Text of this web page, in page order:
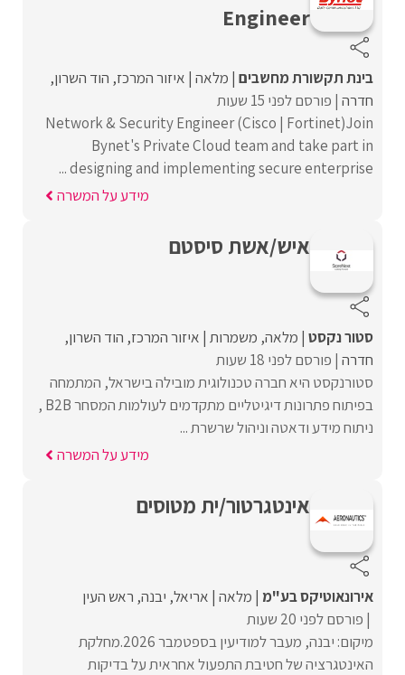
Engineer
בינת תקשורת מחשבים מלאה איזור המרכז הוד השרון
חדרה פורסם לפני 15 שעות
Network & Security Engineer (Cisco | Fortinet)Join
Bynet's Private Cloud team and take part in
designing and implementing secure enterprise ...
מידע על המשרה
איש/אשת סיסטם
סטור נקסט מלאה משמרות איזור המרכז הוד השרון
חדרה פורסם לפני 18 שעות
סטורנקסט היא חברה טכנולוגית מובילה בישראל, המתמחה
בפיתוח פתרונות דיגיטליים מתקדמים לעולמות המסחר B2B ,
ניתוח מידע ודאטה וניהול שרשרת ...
מידע על המשרה
אינטגרטור/ית מטוסים
אירונאוטיקס בע"מ מלאה אריאל יבנה ראש העין
פורסם לפני 20 שעות
מיקום: יבנה, מעבר למודיעין בספטמבר 2026.מחלקת
האינטגרציה של חטיבת התפעול אחראית על בדיקות